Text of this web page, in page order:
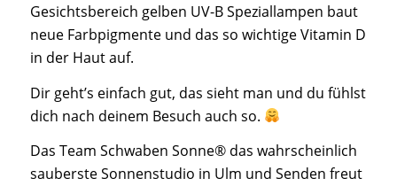
Gesichtsbereich gelben UV-B Speziallampen baut
neue Farbpigmente und das so wichtige Vitamin D
in der Haut auf.
Dir geht’s einfach gut, das sieht man und du fühlst
dich nach deinem Besuch auch so.
Das Team Schwaben Sonne® das wahrscheinlich
sauberste Sonnenstudio in Ulm und Senden freut